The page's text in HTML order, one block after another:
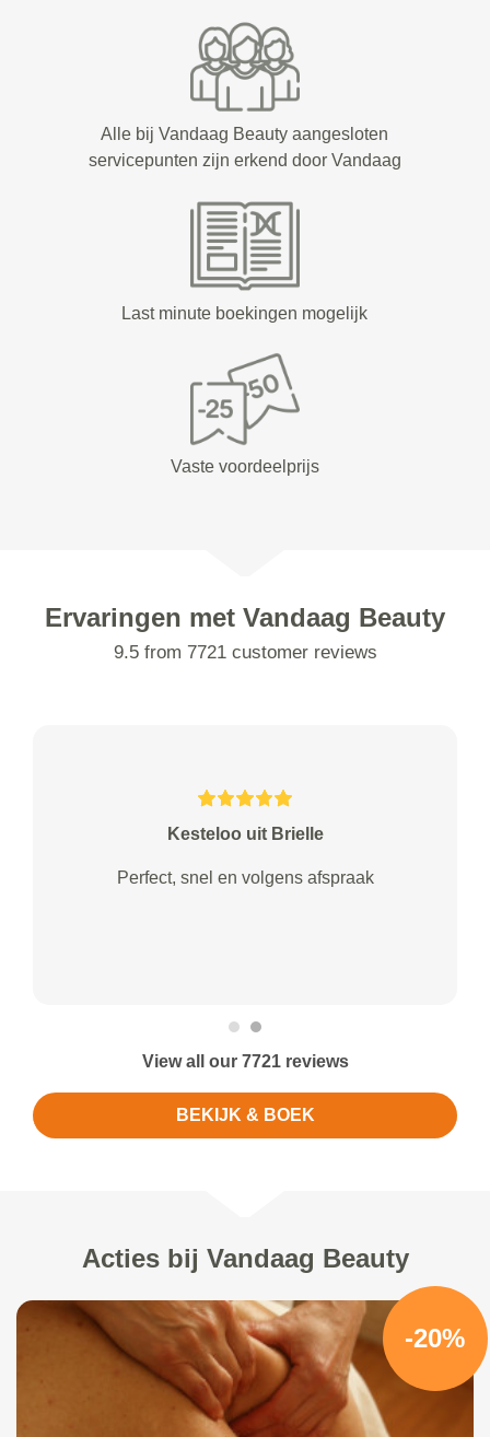
Alle bij Vandaag Beauty aangesloten
servicepunten zijn erkend door Vandaag
Last minute boekingen mogelijk
Vaste voordeelprijs
Ervaringen met Vandaag Beauty
9.5 from 7721 customer reviews
Kesteloo uit Brielle
Perfect, snel en volgens afspraak
View all our 7721 reviews
BEKIJK & BOEK
Acties bij Vandaag Beauty
-20%